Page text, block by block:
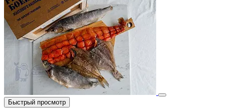
Быстрый просмотр